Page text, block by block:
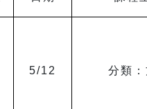
5/12 分類：